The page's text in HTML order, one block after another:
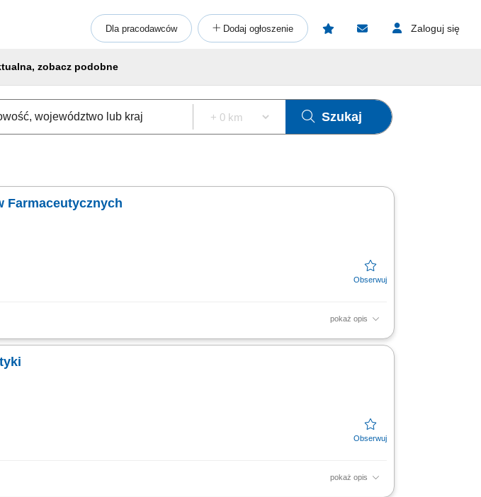
Dla pracodawców Dodaj ogłoszenie Zaloguj się
zobacz podobne
Szukaj
Farmaceutycznych
pokaż opis
substancji farmaceutycznych zgodnie z obowiązującymi przepisami i
pokaż opis